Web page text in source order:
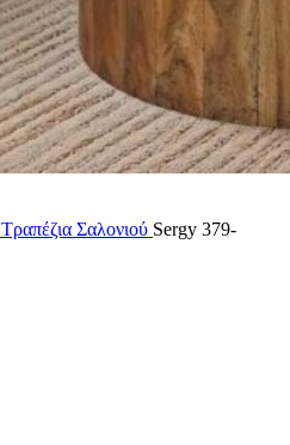
Τραπέζια Σαλονιού Sergy 379-